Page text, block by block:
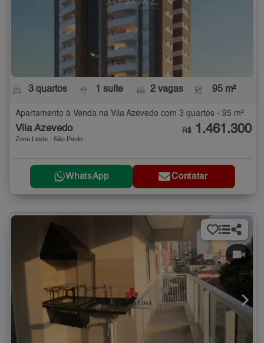
3 quartos 1 suíte 2 vagas 95 m²
Apartamento à Venda na Vila Azevedo com 3 quartos - 95 m²
Vila Azevedo
Zona Leste - São Paulo
R$ 1.461.300
WhatsApp Contatar